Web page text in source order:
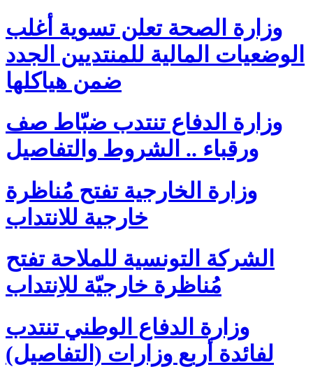
وزارة الصحة تعلن تسوية أغلب
الوضعيات المالية للمنتديين الجدد
ضمن هياكلها
وزارة الدفاع تنتدب ضبّاط صف
ورقباء .. الشروط والتفاصيل
وزارة الخارجية تفتح مُناظرة
خارجية للانتداب
الشركة التونسية للملاحة تفتح
مُناظرة خارجيّة للاِنتداب
وزارة الدفاع الوطني تنتدب
لفائدة أربع وزارات (التفاصيل)